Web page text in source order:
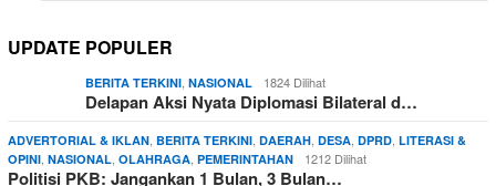
UPDATE POPULER
BERITA TERKINI, NASIONAL 1824 Dilihat
Delapan Aksi Nyata Diplomasi Bilateral d…
ADVERTORIAL & IKLAN, BERITA TERKINI, DAERAH, DESA, DPRD, LITERASI &
OPINI, NASIONAL, OLAHRAGA, PEMERINTAHAN 1212 Dilihat
Politisi PKB: Jangankan 1 Bulan, 3 Bulan…